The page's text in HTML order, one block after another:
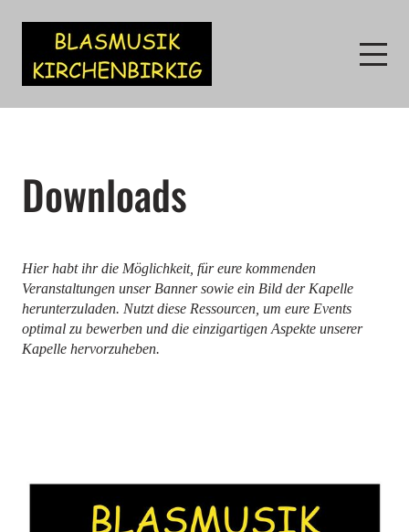
Downloads
Hier habt ihr die Möglichkeit, für eure kommenden
Veranstaltungen unser Banner sowie ein Bild der Kapelle
herunterzuladen. Nutzt diese Ressourcen, um eure Events
optimal zu bewerben und die einzigartigen Aspekte unserer
Kapelle hervorzuheben.